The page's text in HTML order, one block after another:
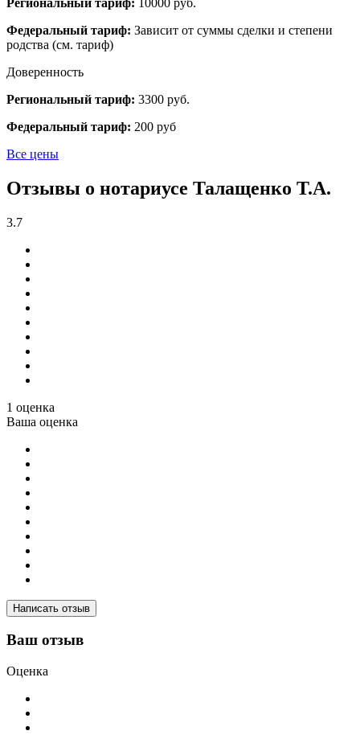
Федеральный тариф: Зависит от суммы сделки и степени
родства (см. тариф)
Доверенность
Региональный тариф: 3300 руб.
Федеральный тариф: 200 руб
Все цены
Отзывы о нотариусе Талащенко Т.А.
3.7
1 оценка
Ваша оценка
Написать отзыв
Ваш отзыв
Оценка